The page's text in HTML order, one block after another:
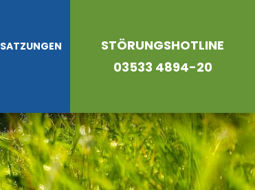
SATZUNGEN
STÖRUNGSHOTLINE
03533 4894-20